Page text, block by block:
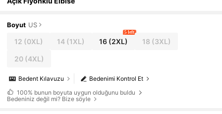
Boyut US
12 (0XL) 14 (1XL) 16(2XL)
5 left
18 (3XL)
20(4XL)
Bedenimi Kontrol Et
Bedent Kılavuzu
100% bunun boyuta uygun olduğunu buldu
Bedeniniz değil mi? Bize söyle